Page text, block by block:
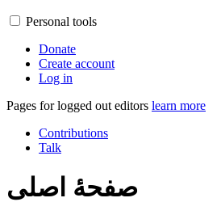
Personal tools
Donate
Create account
Log in
Pages for logged out editors learn more
Contributions
Talk
صفحهٔ اصلی